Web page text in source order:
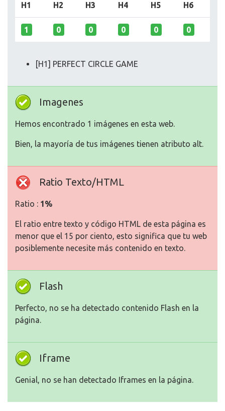
H1 H2 H3 H4 H5 H6
1 0 0 0 0 0
[H1] PERFECT CIRCLE GAME
Imagenes
Hemos encontrado 1 imágenes en esta web.
Bien, la mayoría de tus imágenes tienen atributo alt.
Ratio Texto/HTML
Ratio : 1%
El ratio entre texto y código HTML de esta página es
menor que el 15 por ciento, esto significa que tu web
posiblemente necesite más contenido en texto.
Flash
Perfecto, no se ha detectado contenido Flash en la
página.
Iframe
Genial, no se han detectado Iframes en la página.